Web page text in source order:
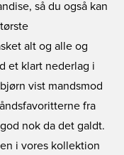
så du også kan
alt og alle og
et klart nederlag i
vist mandsmod
fra
nok da det galdt.
i vores kollektion